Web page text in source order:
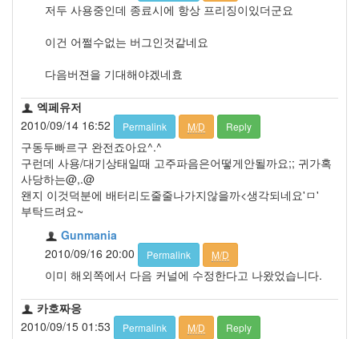
저두 사용중인데 종료시에 항상 프리징이있더군요
이건 어쩔수없는 버그인것같네요
다음버젼을 기대해야겠네효
엑페유저
2010/09/14 16:52
Permalink M/D Reply
구동두빠르구 완전죠아요^.^
구런데 사용/대기상태일때 고주파음은어떻게안될까요;; 귀가혹
사당하는@,.@
왠지 이것덕분에 배터리도줄줄나가지않을까<생각되네요'ㅁ'
부탁드려요~
Gunmania
2010/09/16 20:00
Permalink M/D
이미 해외쪽에서 다음 커널에 수정한다고 나왔었습니다.
카호짜응
2010/09/15 01:53
Permalink M/D Reply